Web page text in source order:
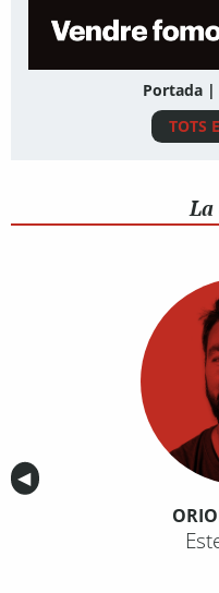
Portada |
TOTS
La
Anterior
◀︎